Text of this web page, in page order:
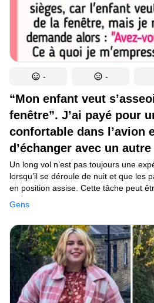
“Mon enfant veut
fenêtre”. J’ai payé pour
confortable dans l’avion
d’échanger avec un
Gens
Un long vol n’est pas toujours une
lorsqu’il se déroule de nuit et que les
en position assise. Cette tâche peut
un billet en classe affaires ou en
un siège avec plus d’espace pour les
de l’article d’aujourd’hui a choisi
lorsqu’elle est entrée dans la cabine,
siège était occupé par un adolescent
qu’elle échange son siège avec celui
- -